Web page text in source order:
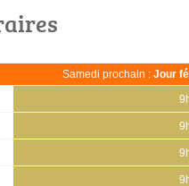
Samedi prochain : Jour